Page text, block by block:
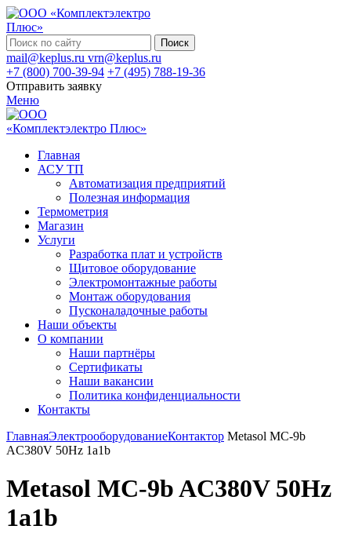
Поиск
mail@keplus.ru vrn@keplus.ru
+7 (800) 700-39-94 +7 (495) 788-19-36
Отправить заявку
Меню
Главная
АСУ ТП
Автоматизация предприятий
Полезная информация
Термометрия
Магазин
Услуги
Разработка плат и устройств
Щитовое оборудование
Электромонтажные работы
Монтаж оборудования
Пусконаладочные работы
Наши объекты
О компании
Наши партнёры
Сертификаты
Наши вакансии
Политика конфиденциальности
Контакты
ГлавнаяЭлектрооборудованиеКонтактор Metasol MC-9b
AC380V 50Hz 1a1b
Metasol MC-9b AC380V 50Hz
1a1b